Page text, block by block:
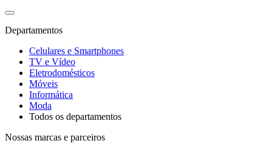
Departamentos
Celulares e Smartphones
TV e Vídeo
Eletrodomésticos
Móveis
Informática
Moda
Todos os departamentos
Nossas marcas e parceiros